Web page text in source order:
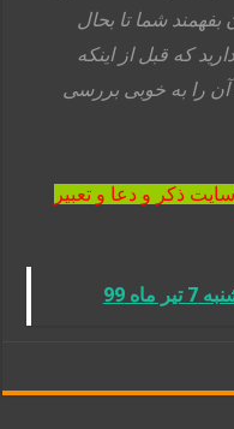
بفهمند شما تا بحال
كه قبل از اينكه
آن را به خوبی بررسی
ذکر و دعا و تعبیر
99